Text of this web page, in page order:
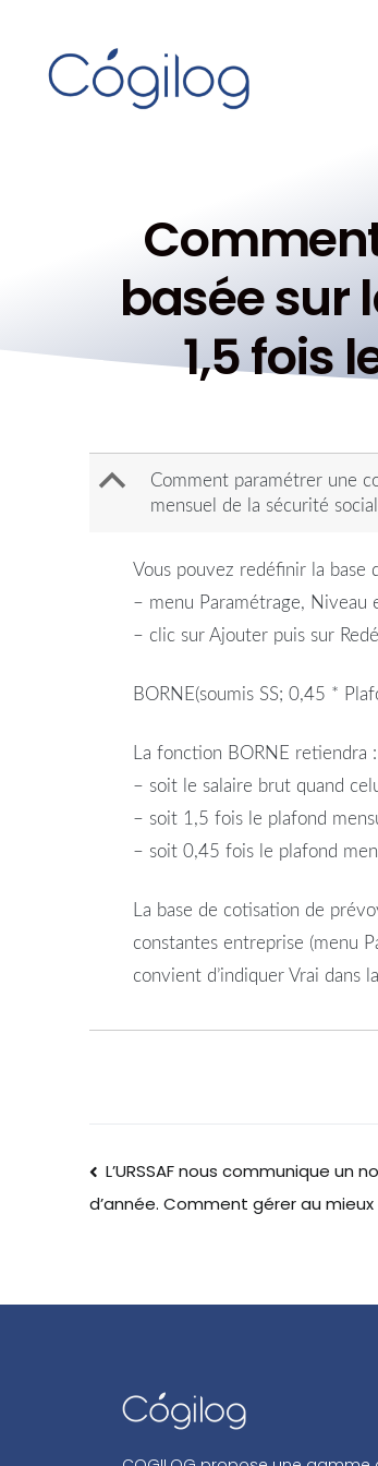
basée sur
1,5 fois
B
Comment paramétrer une
mensuel de la sécurité
Vous pouvez redéfinir la base
– menu Paramétrage, Niveau
– clic sur Ajouter puis sur
BORNE(soumis SS; 0,45 *
La fonction BORNE retiendra :
– soit le salaire brut quand
– soit 1,5 fois le plafond
– soit 0,45 fois le plafond
La base de cotisation de
constantes entreprise (menu
convient d’indiquer Vrai dans
L’URSSAF nous communique
d’année. Comment gérer au